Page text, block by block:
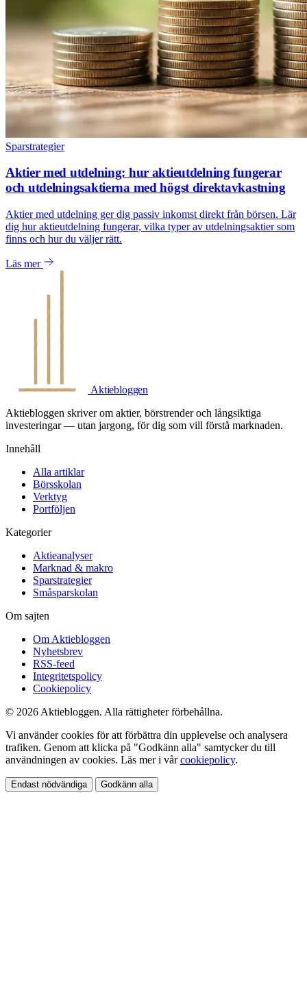
Sparstrategier
Aktier med utdelning: hur aktieutdelning fungerar
och utdelningsaktierna med högst direktavkastning
Aktier med utdelning ger dig passiv inkomst direkt från börsen. Lär
dig hur aktieutdelning fungerar, vilka typer av utdelningsaktier som
finns och hur du väljer rätt.
Läs mer
Aktiebloggen
Aktiebloggen skriver om aktier, börstrender och långsiktiga
investeringar — utan jargong, för dig som vill förstå marknaden.
Innehåll
Alla artiklar
Börsskolan
Verktyg
Portföljen
Kategorier
Aktieanalyser
Marknad & makro
Sparstrategier
Småsparskolan
Om sajten
Om Aktiebloggen
Nyhetsbrev
RSS-feed
Integritetspolicy
Cookiepolicy
© 2026 Aktiebloggen. Alla rättigheter förbehållna.
Vi använder cookies för att förbättra din upplevelse och analysera
trafiken. Genom att klicka på "Godkänn alla" samtycker du till
användningen av cookies. Läs mer i vårcookiepolicy.
Endast nödvändiga Godkänn alla